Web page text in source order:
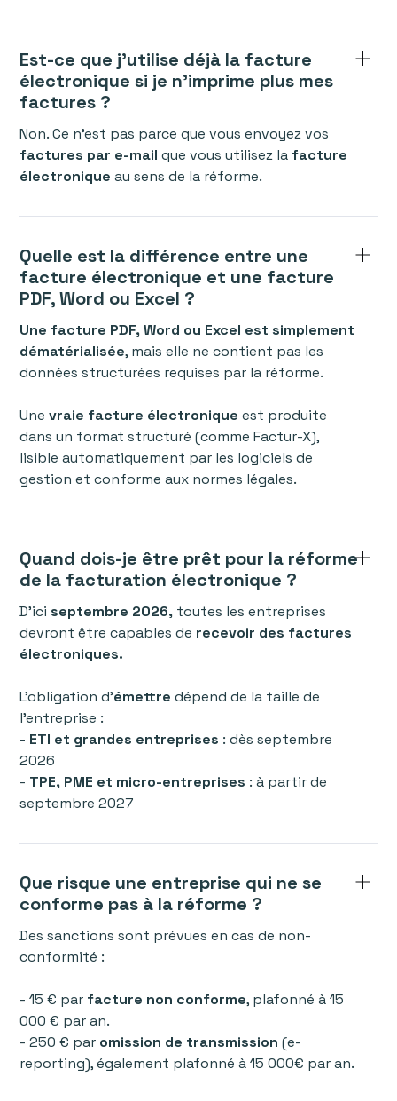
Est-ce que j’utilise déjà la facture
électronique si je n’imprime plus mes
factures ?
Non. Ce n’est pas parce que vous envoyez vos
factures par e-mail que vous utilisez la facture
électronique au sens de la réforme.
Quelle est la différence entre une
facture électronique et une facture
PDF, Word ou Excel ?
Une facture PDF, Word ou Excel est simplement
dématérialisée, mais elle ne contient pas les
données structurées requises par la réforme.
Unevraie facture électronique est produite
dans un format structuré (comme Factur-X),
lisible automatiquement par les logiciels de
gestion et conforme aux normes légales.
Quand dois-je être prêt pour la réforme
de la facturation électronique ?
D’iciseptembre 2026, toutes les entreprises
devront être capables de recevoir des factures
électroniques.
L’obligation d’émettre dépend de la taille de
l’entreprise :
- ETI et grandes entreprises : dès septembre
2026
- TPE, PME et micro-entreprises : à partir de
septembre 2027
Que risque une entreprise qui ne se
conforme pas à la réforme ?
Des sanctions sont prévues en cas de non-
conformité :
- 15 € par facture non conforme, plafonné à 15
000 € par an.
- 250 € par omission de transmission(e-
reporting), également plafonné à 15 000€ par an.